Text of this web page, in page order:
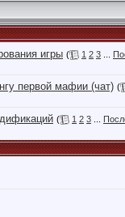
игры ( 1 2 3
первой мафии (чат) (
( 1 2 3